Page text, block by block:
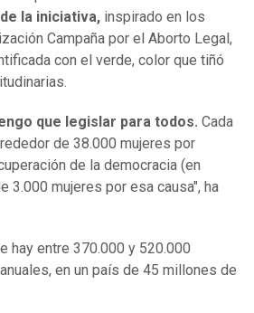
la iniciativa, inspirado en los
Campaña por el Aborto Legal,
con el verde, color que tiñó
que legislar para todos. Cada
de 38.000 mujeres por
de la democracia (en
3.000 mujeres por esa causa", ha
hay entre 370.000 y 520.000
en un país de 45 millones de